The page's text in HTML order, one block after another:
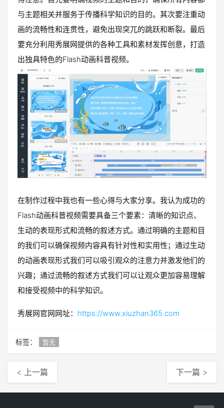
与主题相关并服务于传播科学知识的目的。其次要注重动
画的流畅性和连贯性，避免出现突兀的跳跃和断裂。最后
要充分利用秀展网提供的各种工具和素材发挥创意，打造
出独具特色的Flash动画科普视频。
在制作过程中我也有一些心得与大家分享。我认为成功的
Flash动画科普视频需要具备三个要素：清晰的知识点、
生动的表现形式和流畅的叙述方式。通过明确的主题和目
的我们可以确保视频内容具有针对性和实用性；通过生动
的动画表现形式我们可以吸引观众的注意力并激发他们的
兴趣；通过流畅的叙述方式我们可以让观众更加容易理解
和接受视频中的科学知识。
秀展网官网网址： https://www.xiuzhan365.com
标签： 暂无
< 上一篇 下一篇 >